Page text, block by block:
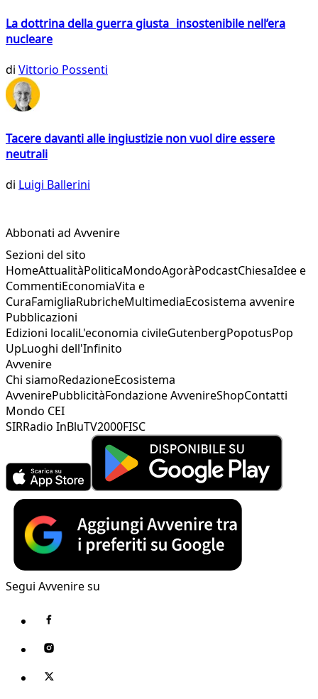
La dottrina della guerra giusta insostenibile nell’era
nucleare
di Vittorio Possenti
Tacere davanti alle ingiustizie non vuol dire essere
neutrali
di Luigi Ballerini
Abbonati ad Avvenire
Sezioni del sito
HomeAttualitàPoliticaMondoAgoràPodcastChiesaIdee e
CommentiEconomiaVita e
CuraFamigliaRubricheMultimediaEcosistema avvenire
Pubblicazioni
Edizioni localiL'economia civileGutenbergPopotusPop
UpLuoghi dell'Infinito
Avvenire
Chi siamoRedazioneEcosistema
AvvenirePubblicitàFondazione AvvenireShopContatti
Mondo CEI
SIRRadio InBluTV2000FISC
Segui Avvenire su